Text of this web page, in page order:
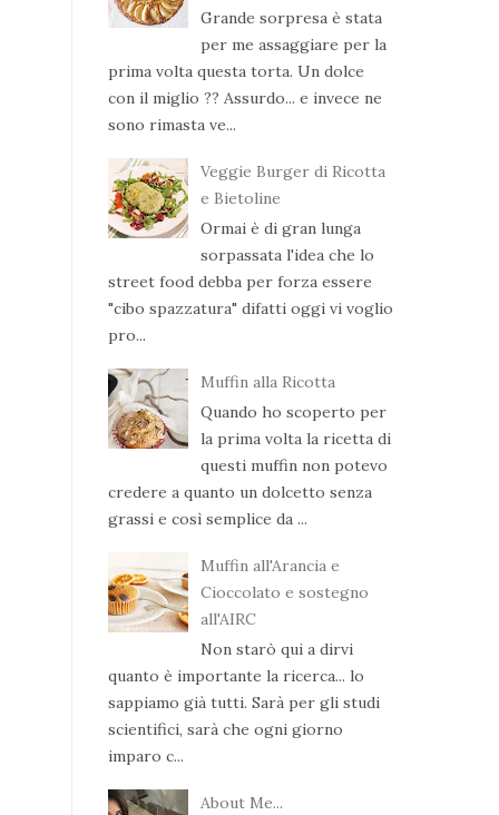
Grande sorpresa è stata
per me assaggiare per la
prima volta questa torta. Un dolce
con il miglio ?? Assurdo... e invece ne
sono rimasta ve...
Veggie Burger di Ricotta
e Bietoline
Ormai è di gran lunga
sorpassata l'idea che lo
street food debba per forza essere
"cibo spazzatura" difatti oggi vi voglio
pro...
Muffin alla Ricotta
Quando ho scoperto per
la prima volta la ricetta di
questi muffin non potevo
credere a quanto un dolcetto senza
grassi e così semplice da ...
Muffin all'Arancia e
Cioccolato e sostegno
all'AIRC
Non starò qui a dirvi
quanto è importante la ricerca... lo
sappiamo già tutti. Sarà per gli studi
scientifici, sarà che ogni giorno
imparo c...
About Me...